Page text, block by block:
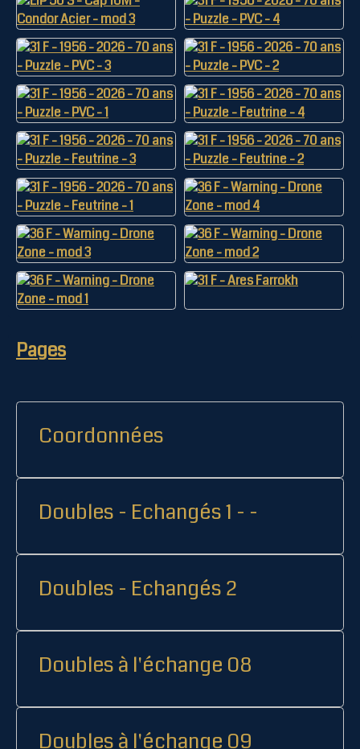
Pages
Coordonnées
Doubles - Echangés 1 - -
Doubles - Echangés 2
Doubles à l'échange 08
Doubles à l'échange 09